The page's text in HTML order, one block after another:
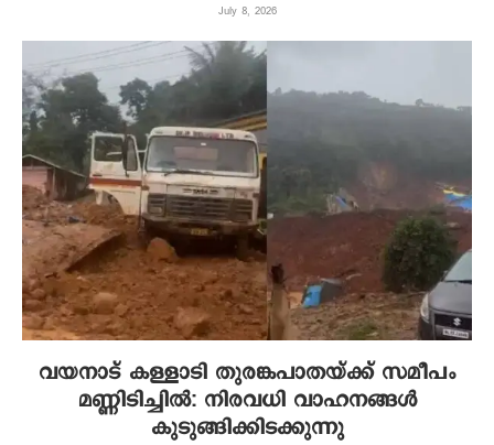
July 8, 2026
വയനാട് കള്ളാടി തുരങ്കപാതയ്ക്ക് സമീപം
മണ്ണിടിച്ചിൽ: നിരവധി വാഹനങ്ങൾ
കുടുങ്ങിക്കിടക്കുന്നു